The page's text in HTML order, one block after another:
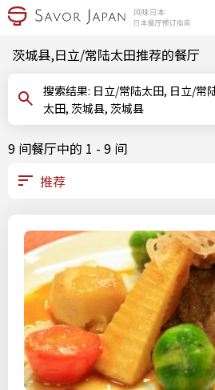
茨城县,日立/常陆太田推荐的餐厅
搜索结果: 日立/常陆太田, 日立/常陆太田, 茨城县, 日立/常陆
太田, 茨城县, 茨城县
9 间餐厅中的 1 - 9 间